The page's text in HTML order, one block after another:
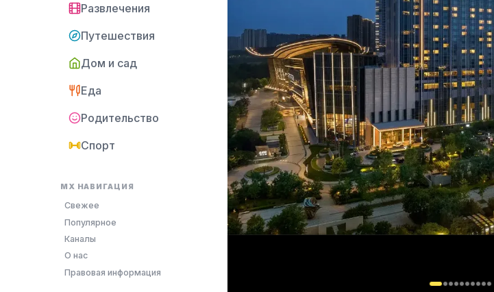
Развлечения
Путешествия
Дом и сад
Еда
Родительство
Спорт
MX НАВИГАЦИЯ
Свежее
Популярное
Каналы
О нас
Правовая информация